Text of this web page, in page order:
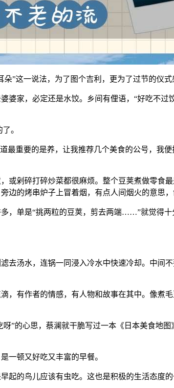
”这一说法，为了图个吉利，更为了过节的仪式
家，必定还是水饺。乡间有俚语，“好吃不过
。
重要的是养，让我推荐几个美食的公号，我
剁碎打碎炒菜都很麻烦。整个豆荚煮做零食
的烤串炉子上冒着烟，有点人间烟火的意思，
，单是“挑两粒的豆荚，剪去两端……”就觉得十
汤水，连锅一同浸入冷水中快速冷却。中间
有作者的情感，有人物和故事在其中。像煮
”的心思，蔡澜就干脆写过一本《日本美食地
一顿又好吃又丰富的早餐。
起的鸟儿应该有虫吃。这也是积极的生活态度的